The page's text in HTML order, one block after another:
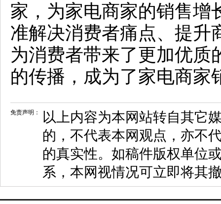
家，为家电商家的销售增
准解决消费者痛点、提升
为消费者带来了更加优质
的传播，成为了家电商家
免责声明：
以上内容为本网站转自其它
的，不代表本网观点，亦不
的真实性。如稿件版权单位
系，本网视情况可立即将其